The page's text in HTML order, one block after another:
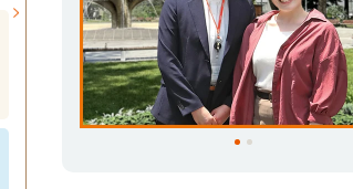
です👏
もちろん、早々に予約（申込み）をい
ても、
入居開始日（契約開始日）まで家賃は